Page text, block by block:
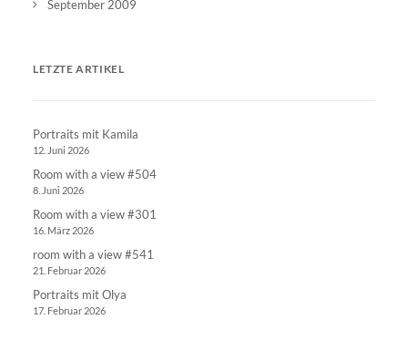
September 2009
LETZTE ARTIKEL
Portraits mit Kamila
12. Juni 2026
Room with a view #504
8. Juni 2026
Room with a view #301
16. März 2026
room with a view #541
21. Februar 2026
Portraits mit Olya
17. Februar 2026